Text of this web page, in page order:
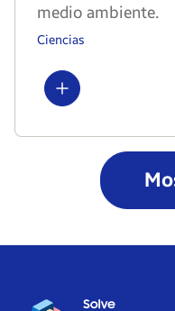
medio ambiente.
Ciencias
Show more